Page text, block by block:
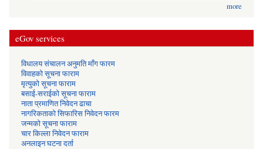
more
eGov services
विधालय संचालन अनुमति माँग फारम
विवाहको सूचना फाराम
मृत्युको सूचना फाराम
बसाई-सराईको सूचना फाराम
नाता प्रमाणित निवेदन ढाचा
नागरिकताको सिफारिस निवेदन फारम
जन्मको सूचना फाराम
चार किल्ला निवेदन फाराम
अनलाइन घटना दर्ता